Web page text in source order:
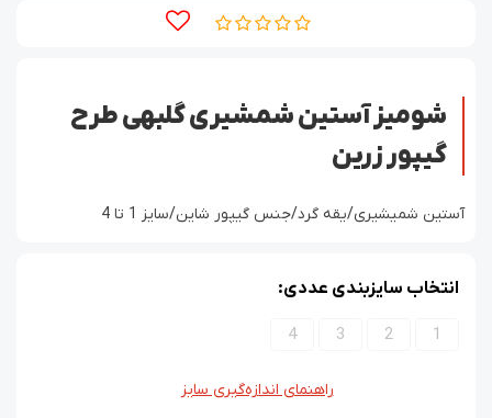
شومیز آستین شمشیری گلبهی طرح
گیپور زرین
آستین شمیشیری/یقه گرد/جنس گیپور شاین/سایز 1 تا 4
انتخاب سایزبندی عددی:
1
2
3
4
راهنمای اندازه‌گیری سایز